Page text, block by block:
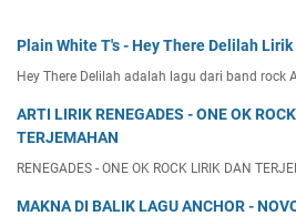
Plain White T's - Hey There Delilah
Hey There Delilah adalah lagu dari band rock
ARTI LIRIK RENEGADES - ONE OK
TERJEMAHAN
RENEGADES - ONE OK ROCK LIRIK DAN
MAKNA DI BALIK LAGU ANCHOR -